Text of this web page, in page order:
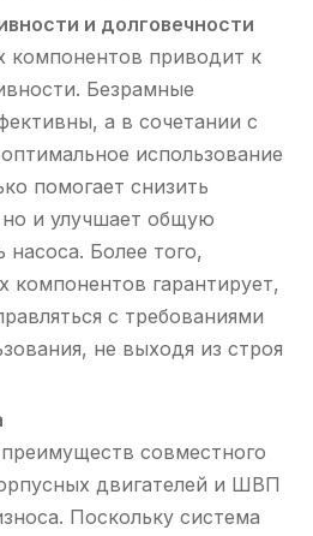
и долговечности
компонентов приводит к
Безрамные
а в сочетании с
использование
помогает снизить
но и улучшает общую
насоса. Более того,
компонентов гарантирует,
с требованиями
не выходя из строя
совместного
двигателей и ШВП
Поскольку система